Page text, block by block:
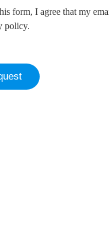
form, I agree that my
policy.